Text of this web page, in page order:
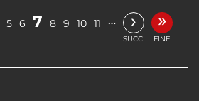
5 6 7 8 9 10 11 … ›
SUCC.
»
FINE